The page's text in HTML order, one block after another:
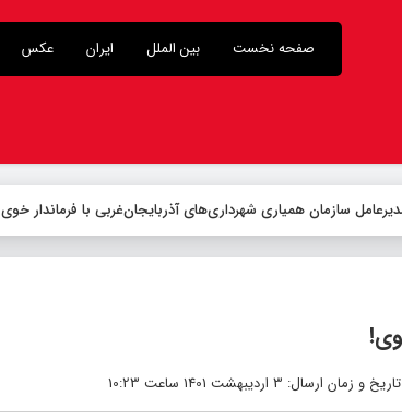
صفحه نخست بین الملل ایران عکس
سازمان همیاری شهرداری‌های آذربایجان‌غربی با فرماندار خوی
تاریخ و زمان ارسال: 3 اردیبهشت 1401 ساعت 10:23